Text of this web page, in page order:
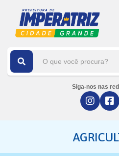
Siga-nos nas